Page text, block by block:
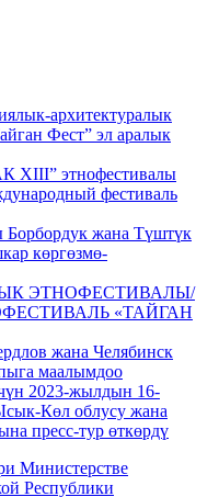
архитектуралык
Фест” эл аралык
этнофестивалы
фестиваль
Борбордук жана Түштүк
көргөзмө-
ЭТНОФЕСТИВАЛЫ/
«ТАЙГАН
жана Челябинск
маалымдоо
2023-жылдын 16-
Көл облусу жана
пресс-тур өткөрдү